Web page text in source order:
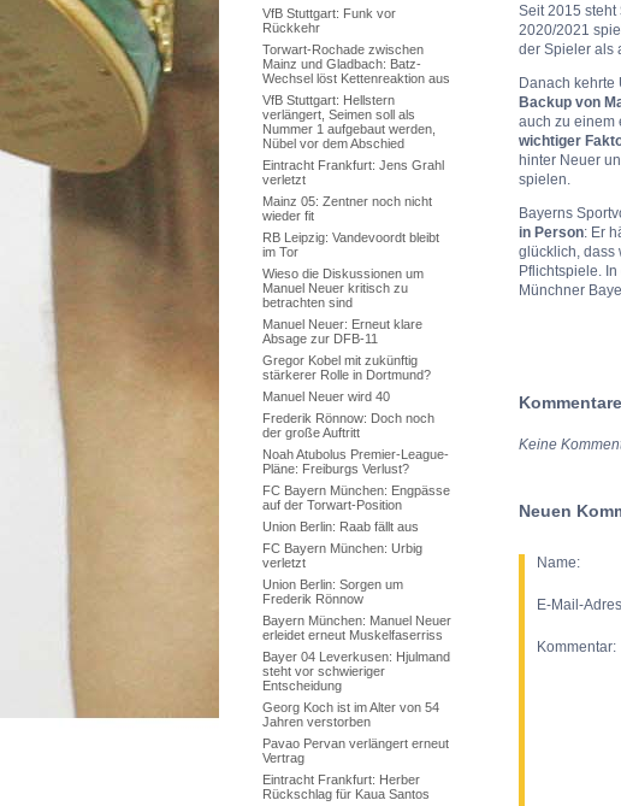
VfB Stuttgart: Funk vor
Rückkehr
Torwart-Rochade zwischen
Mainz und Gladbach: Batz-
Wechsel löst Kettenreaktion aus
VfB Stuttgart: Hellstern
verlängert, Seimen soll als
Nummer 1 aufgebaut werden,
Nübel vor dem Abschied
Eintracht Frankfurt: Jens Grahl
verletzt
Mainz 05: Zentner noch nicht
wieder fit
RB Leipzig: Vandevoordt bleibt
im Tor
Wieso die Diskussionen um
Manuel Neuer kritisch zu
betrachten sind
Manuel Neuer: Erneut klare
Absage zur DFB-11
Gregor Kobel mit zukünftig
stärkerer Rolle in Dortmund?
Manuel Neuer wird 40
Frederik Rönnow: Doch noch
der große Auftritt
Noah Atubolus Premier-League-
Pläne: Freiburgs Verlust?
FC Bayern München: Engpässe
auf der Torwart-Position
Union Berlin: Raab fällt aus
FC Bayern München: Urbig
verletzt
Union Berlin: Sorgen um
Frederik Rönnow
Bayern München: Manuel Neuer
erleidet erneut Muskelfaserriss
Bayer 04 Leverkusen: Hjulmand
steht vor schwieriger
Entscheidung
Georg Koch ist im Alter von 54
Jahren verstorben
Pavao Pervan verlängert erneut
Vertrag
Eintracht Frankfurt: Herber
Rückschlag für Kaua Santos
Seit 2015 steht
2020/2021
der Spieler als
Danach kehrte
Backup von
auch zu einem
wichtiger
hinter Neuer
spielen.
Bayerns
in Person: Er
glücklich, dass
Pflichtspiele.
Münchner
Keine
Neuen
Name:
E-Mail-
Kommentar: